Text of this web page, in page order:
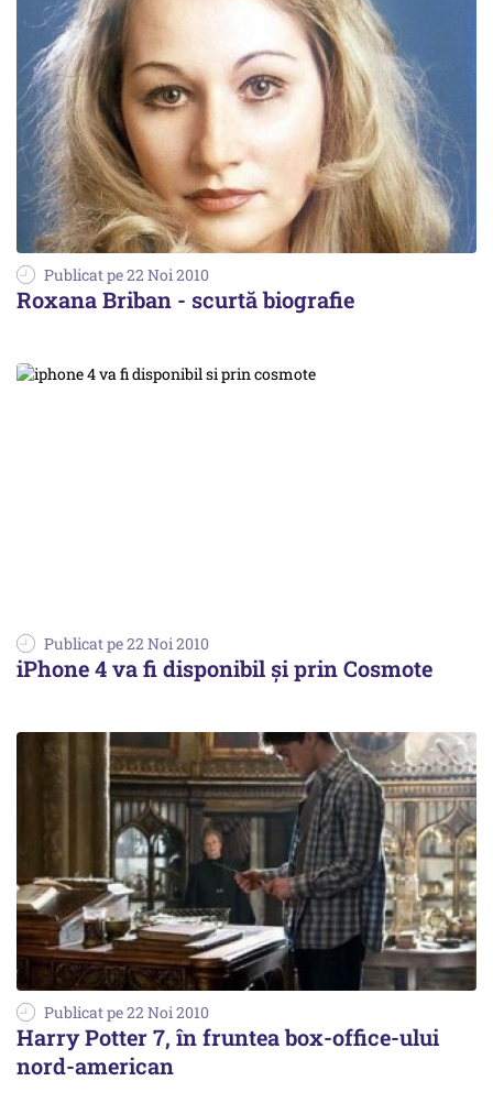
Publicat pe 22 Noi 2010
Roxana Briban - scurtă biografie
Publicat pe 22 Noi 2010
iPhone 4 va fi disponibil și prin Cosmote
Publicat pe 22 Noi 2010
Harry Potter 7, în fruntea box-office-ului
nord-american